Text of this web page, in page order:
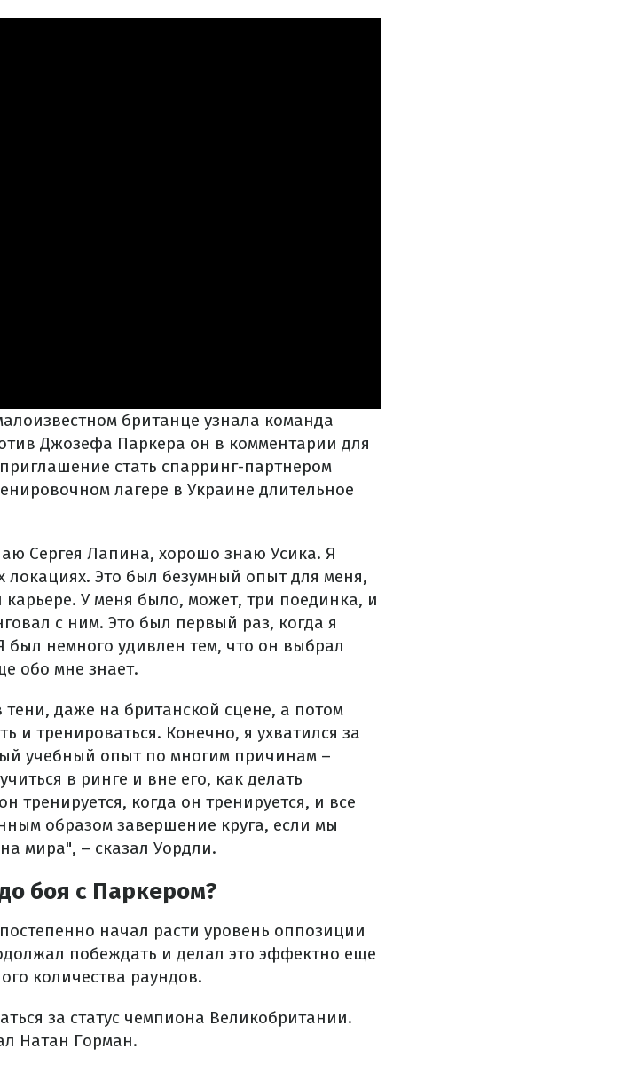
британце узнала команда
Джозефа Паркера он в комментарии для
стать спарринг-партнером
лагере в Украине длительное
Сергея Лапина, хорошо знаю Усика. Я
локациях. Это был безумный опыт для меня,
У меня было, может, три поединка, и
с ним. Это был первый раз, когда я
был немного удивлен тем, что он выбрал
обо мне знает.
даже на британской сцене, а потом
и тренироваться. Конечно, я ухватился за
учебный опыт по многим причинам –
в ринге и вне его, как делать
когда он тренируется, и все
образом завершение круга, если мы
мира", – сказал Уордли.
боя с Паркером?
начал расти уровень оппозиции
побеждать и делал это эффектно еще
количества раундов.
за статус чемпиона Великобритании.
Натан Горман.